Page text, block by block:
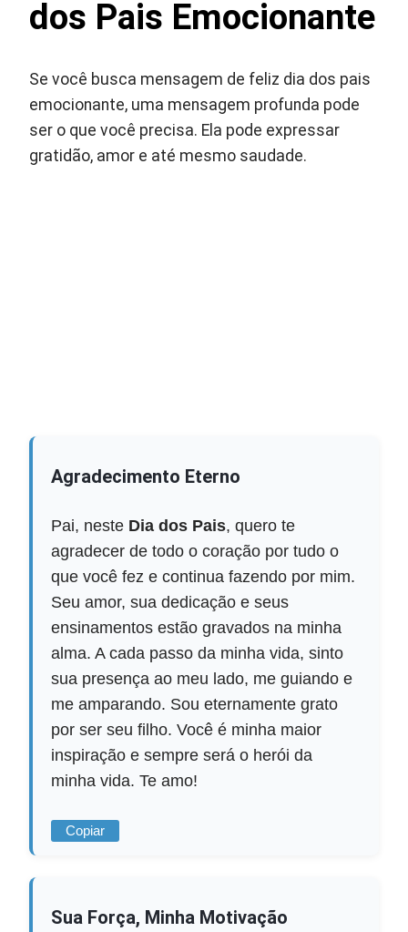
dos Pais Emocionante
Se você busca mensagem de feliz dia dos pais
emocionante, uma mensagem profunda pode
ser o que você precisa. Ela pode expressar
gratidão, amor e até mesmo saudade.
Agradecimento Eterno
Pai, neste Dia dos Pais, quero te
agradecer de todo o coração por tudo o
que você fez e continua fazendo por mim.
Seu amor, sua dedicação e seus
ensinamentos estão gravados na minha
alma. A cada passo da minha vida, sinto
sua presença ao meu lado, me guiando e
me amparando. Sou eternamente grato
por ser seu filho. Você é minha maior
inspiração e sempre será o herói da
minha vida. Te amo!
Copiar
Sua Força, Minha Motivação